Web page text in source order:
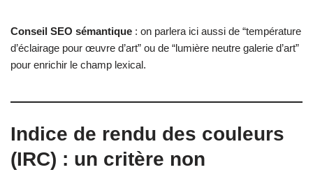
Conseil SEO sémantique : on parlera ici aussi de “température
d’éclairage pour œuvre d’art” ou de “lumière neutre galerie d’art”
pour enrichir le champ lexical.
Indice de rendu des couleurs
(IRC) : un critère non